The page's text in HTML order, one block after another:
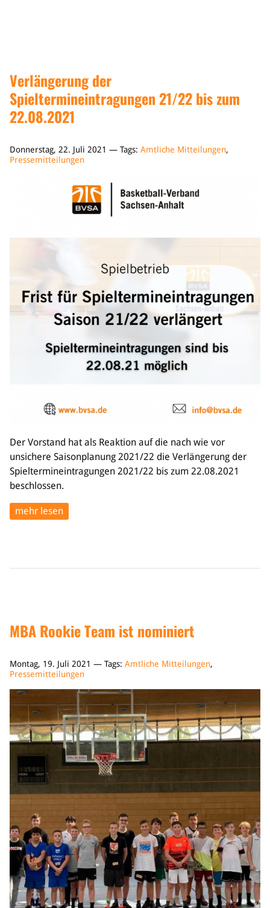
BVSA-Events
Hallenübersicht
Digitaler Spielberichtsbogen
Regelwerk
Leistungssport
Mitteldeutsche Liga (MDL)
Bildung
Info
Bildungsnetzwerk
Schiedsrichterwesen
Bildungsangebote im BVSA
Downloads
Turnier- & Campbörse
FAQ
Kontakt
Vereinsfanshops
Verlängerung der
Spieltermineintragungen 21/22 bis zum
22.08.2021
Donnerstag, 22. Juli 2021 — Tags: Amtliche Mitteilungen,
Pressemitteilungen
Der Vorstand hat als Reaktion auf die nach wie vor
unsichere Saisonplanung 2021/22 die Verlängerung der
Spieltermineintragungen 2021/22 bis zum 22.08.2021
beschlossen.
mehr lesen
MBA Rookie Team ist nominiert
Montag, 19. Juli 2021 — Tags: Amtliche Mitteilungen,
Pressemitteilungen